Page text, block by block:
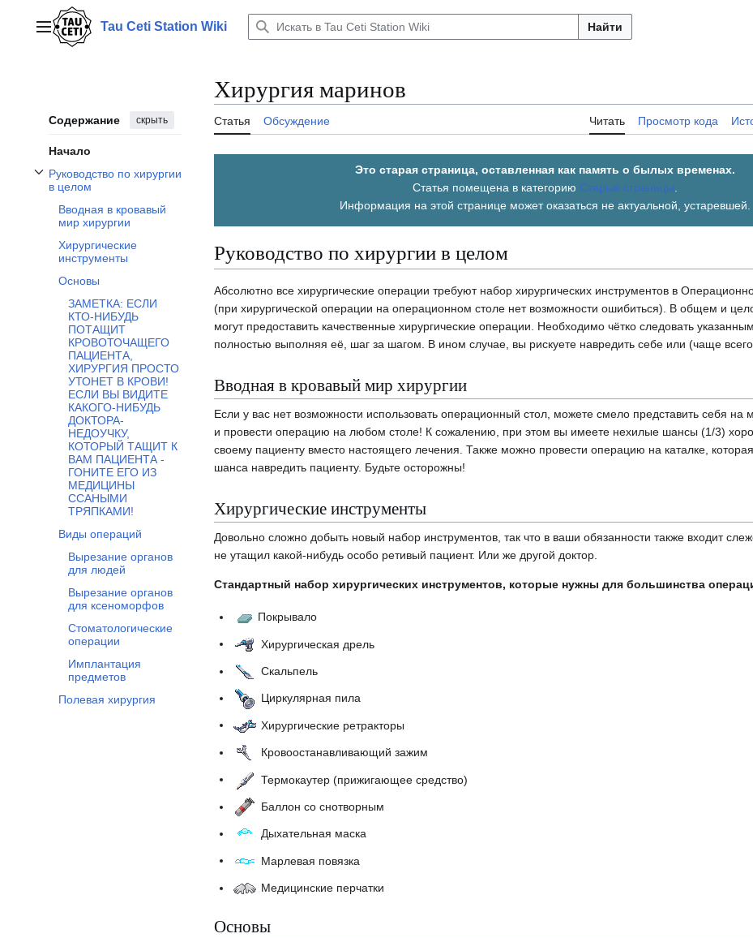
содержаниюГлавное менюTau Ceti Station Wiki Найти
Содержание скрыть
Начало
Руководство по хирургии
в целом
Отобразить/Скрыть подраздел Руководство по хирургии в целом
Вводная в кровавый
мир хирургии
Хирургические
инструменты
Основы
ЗАМЕТКА: ЕСЛИ
КТО-НИБУДЬ
ПОТАЩИТ
КРОВОТОЧАЩЕГО
ПАЦИЕНТА,
ХИРУРГИЯ ПРОСТО
УТОНЕТ В КРОВИ!
ЕСЛИ ВЫ ВИДИТЕ
КАКОГО-НИБУДЬ
ДОКТОРА-
НЕДОУЧКУ,
КОТОРЫЙ ТАЩИТ К
ВАМ ПАЦИЕНТА -
ГОНИТЕ ЕГО ИЗ
МЕДИЦИНЫ
ССАНЫМИ
ТРЯПКАМИ!
Виды операций
Вырезание органов
для людей
Вырезание органов
для ксеноморфов
Стоматологические
операции
Имплантация
предметов
Полевая хирургия
Хирургия маринов
Статья Обсуждение Читать Просмотр кода
Это старая страница, оставленная как память о былых временах.
Статья помещена в категорию Старые страницы
Информация на этой странице может оказаться не актуальной, устаревшей.
Руководство по хирургии в целом
Абсолютно все хирургические операции требуют набор хирургических инструментов в
(при хирургической операции на операционном столе нет возможности ошибиться). В общем и
могут предоставить качественные хирургические операции. Необходимо чётко следовать
полностью выполняя её, шаг за шагом. В ином случае, вы рискуете навредить себе или (чаще
Вводная в кровавый мир хирургии
Если у вас нет возможности использовать операционный стол, можете смело представить себя на
и провести операцию на любом столе! К сожалению, при этом вы имеете нехилые шансы (1/3)
своему пациенту вместо настоящего лечения. Также можно провести операцию на каталке,
шанса навредить пациенту. Будьте осторожны!
Хирургические инструменты
Довольно сложно добыть новый набор инструментов, так что в ваши обязанности также входит
не утащил какой-нибудь особо ретивый пациент. Или же другой доктор.
Стандартный набор хирургических инструментов, которые нужны для большинства
Покрывало
Хирургическая дрель
Скальпель
Циркулярная пила
Хирургические ретракторы
Кровоостанавливающий зажим
Термокаутер (прижигающее средство)
Баллон со снотворным
Дыхательная маска
Марлевая повязка
Медицинские перчатки
Основы